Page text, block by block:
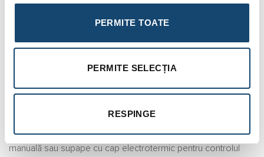
PERMITE TOATE
PERMITE SELECȚIA
RESPINGE
Set distribuitor tur-retur cu debitmetru FLUXER (0-5 l/min),
distribuitorul retur, console si conexiuni EK.
Datorită ecranelor deblocare
micrometricesauregulatoarelor de debit, colectorii din
sistemului, evitând risipa de energie și asigurând confortul
ambiental maxim. Sunt echipate cu supape de închidere
manuală sau supape cu cap electrotermic pentru controlul